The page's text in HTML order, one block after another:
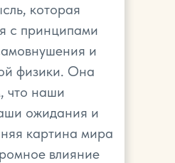
которая
с принципами
и
физики. Она
что наши
ожидания и
картина мира
влияние